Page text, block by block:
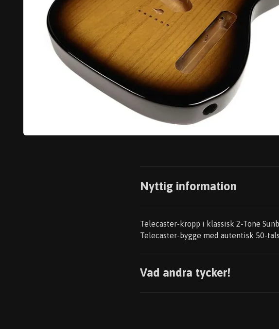
Nyttig information
Telecaster-kropp i klassisk 2-Tone
Telecaster-bygge med autentisk 50-
Vad andra tycker!